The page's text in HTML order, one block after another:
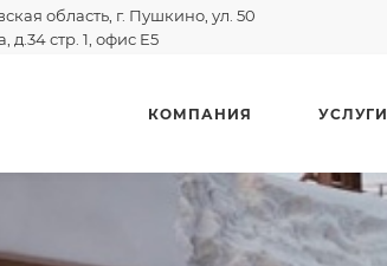
область, г. Пушкино, ул. 50
д.34 стр. 1, офис E5
КОМПАНИЯ УСЛУГИ